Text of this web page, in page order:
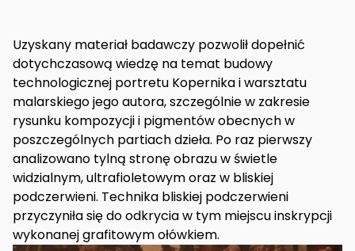
Uzyskany materiał badawczy pozwolił dopełnić
dotychczasową wiedzę na temat budowy
technologicznej portretu Kopernika i warsztatu
malarskiego jego autora, szczególnie w zakresie
rysunku kompozycji i pigmentów obecnych w
poszczególnych partiach dzieła. Po raz pierwszy
analizowano tylną stronę obrazu w świetle
widzialnym, ultrafioletowym oraz w bliskiej
podczerwieni. Technika bliskiej podczerwieni
przyczyniła się do odkrycia w tym miejscu inskrypcji
wykonanej grafitowym ołówkiem.